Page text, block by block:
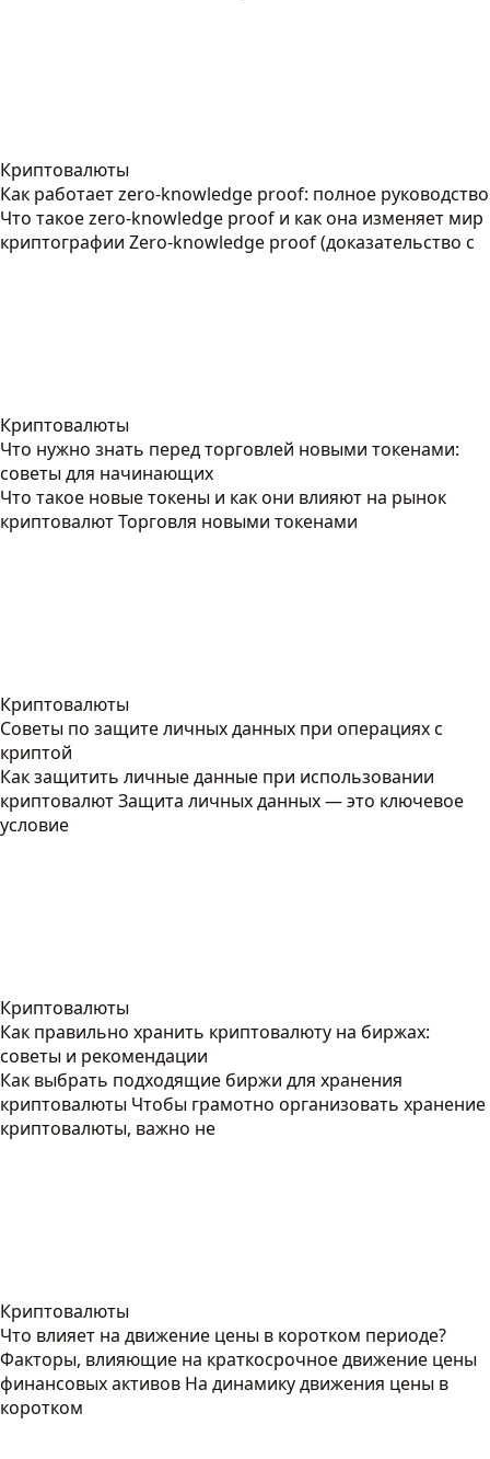
Криптовалюты
Как работает zero-knowledge proof: полное руководство
Что такое zero-knowledge proof и как она изменяет мир
криптографии Zero-knowledge proof (доказательство с
Криптовалюты
Что нужно знать перед торговлей новыми токенами:
советы для начинающих
Что такое новые токены и как они влияют на рынок
криптовалют Торговля новыми токенами
Криптовалюты
Советы по защите личных данных при операциях с
криптой
Как защитить личные данные при использовании
криптовалют Защита личных данных — это ключевое
условие
Криптовалюты
Как правильно хранить криптовалюту на биржах:
советы и рекомендации
Как выбрать подходящие биржи для хранения
криптовалюты Чтобы грамотно организовать хранение
криптовалюты, важно не
Криптовалюты
Что влияет на движение цены в коротком периоде?
Факторы, влияющие на краткосрочное движение цены
финансовых активов На динамику движения цены в
коротком